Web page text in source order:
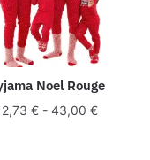
Noel Rouge
€- 43,00 €